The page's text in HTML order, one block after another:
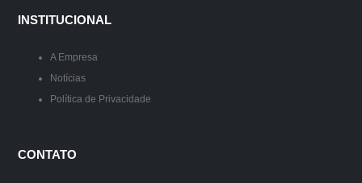
INSTITUCIONAL
A Empresa
Notícias
Política de Privacidade
CONTATO